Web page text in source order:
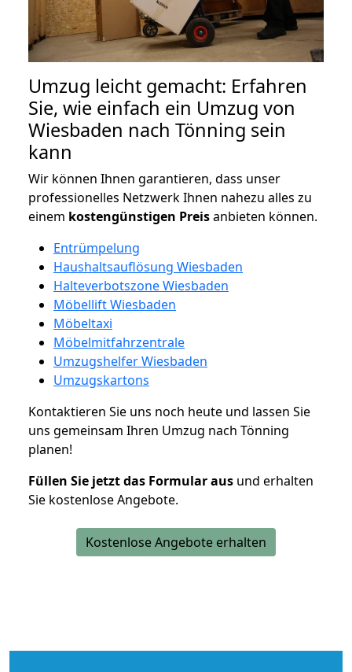
Umzug leicht gemacht: Erfahren
Sie, wie einfach ein Umzug von
Wiesbaden nach Tönning sein
kann
Wir können Ihnen garantieren, dass unser
professionelles Netzwerk Ihnen nahezu alles zu
einem kostengünstigen Preisanbieten können.
Entrümpelung
Haushaltsauflösung Wiesbaden
Halteverbotszone Wiesbaden
Möbellift Wiesbaden
Möbeltaxi
Möbelmitfahrzentrale
Umzugshelfer Wiesbaden
Umzugskartons
Kontaktieren Sie uns noch heute und lassen Sie
uns gemeinsam Ihren Umzug nach Tönning
planen!
Füllen Sie jetzt das Formular aus und erhalten
Sie kostenlose Angebote.
Kostenlose Angebote erhalten